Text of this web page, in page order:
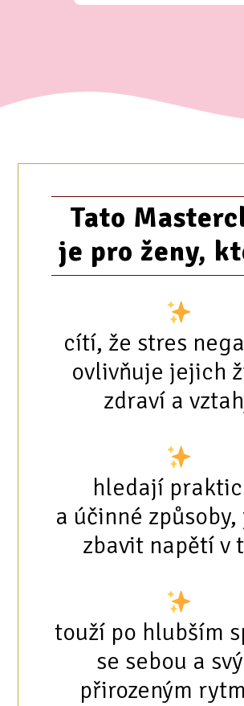
Tato
je pro ženy,
cítí, že stres
ovlivňuje jejich
zdraví a
hledají
a účinné způsoby,
zbavit napětí v
touží po hlubším
se sebou a
přirozeným